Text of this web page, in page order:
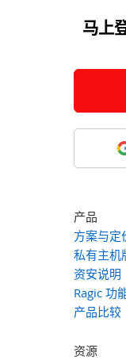
马上
产品
方案与定
私有主机
资安说明
Ragic 功
产品比较
资源